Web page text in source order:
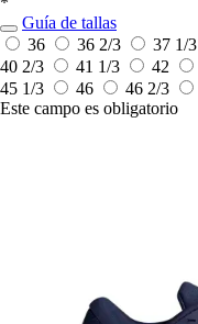
Guía de tallas
36
36 2/3 37 1/3
40 2/3
41 1/3 42
45 1/3
46 46 2/3
Este campo es obligatorio